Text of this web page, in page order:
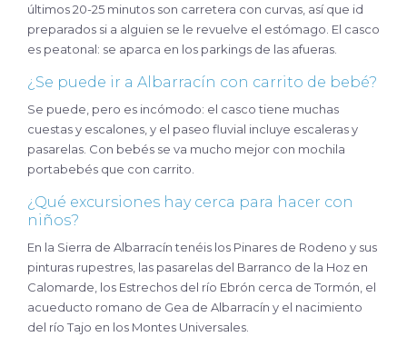
últimos 20-25 minutos son carretera con curvas, así que id
preparados si a alguien se le revuelve el estómago. El casco
es peatonal: se aparca en los parkings de las afueras.
¿Se puede ir a Albarracín con carrito de bebé?
Se puede, pero es incómodo: el casco tiene muchas
cuestas y escalones, y el paseo fluvial incluye escaleras y
pasarelas. Con bebés se va mucho mejor con mochila
portabebés que con carrito.
¿Qué excursiones hay cerca para hacer con
niños?
En la Sierra de Albarracín tenéis los Pinares de Rodeno y sus
pinturas rupestres, las pasarelas del Barranco de la Hoz en
Calomarde, los Estrechos del río Ebrón cerca de Tormón, el
acueducto romano de Gea de Albarracín y el nacimiento
del río Tajo en los Montes Universales.